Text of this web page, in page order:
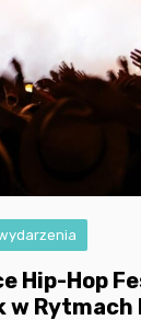
Hip-Hop
w Rytmach